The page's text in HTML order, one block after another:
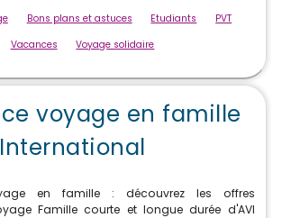
Bons plans et astuces Etudiants
PVT
Vacances Voyage solidaire
voyage en famille
en famille : découvrez les offres
Famille courte et longue durée d'AVI